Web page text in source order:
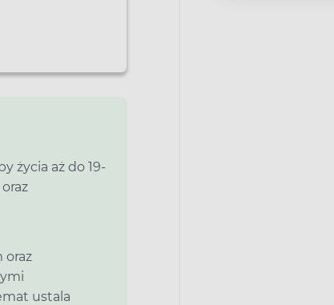
życia aż do 19-
oraz
ustala